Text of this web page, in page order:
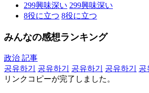
299興味深い 299興味深い
8役に立つ 8役に立つ
みんなの感想ランキング
政治 記事
공유하기
공유하기 공유하기 공유하기
공
リンクコピーが完了しました。